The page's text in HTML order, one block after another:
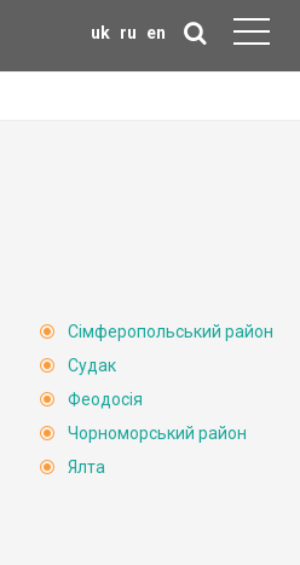
uk ru en
Сімферопольський район
Судак
Феодосія
Чорноморський район
Ялта